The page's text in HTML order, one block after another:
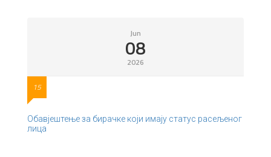
Jun
08
2026
15
Обавјештење за бирачке који имају статус расељеног
лица